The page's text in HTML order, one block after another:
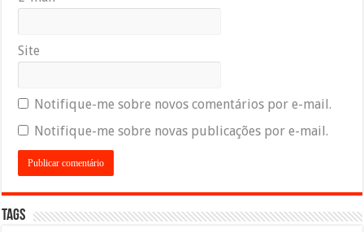
Site
Notifique-me sobre novos comentários por e-mail.
Notifique-me sobre novas publicações por e-mail.
Tags